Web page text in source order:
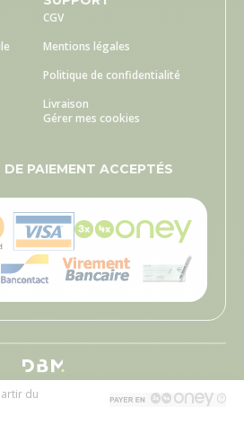
du
CGV
Mentions légales
Politique de confidentialité
Livraison
Gérer mes cookies
DE PAIEMENT ACCEPTÉS